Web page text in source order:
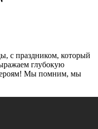
с праздником, который
глубокую
Мы помним, мы